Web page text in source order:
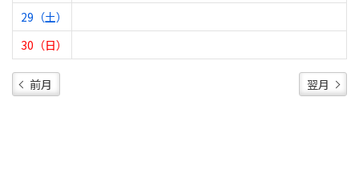
29（土）
30（日）
前月 翌月